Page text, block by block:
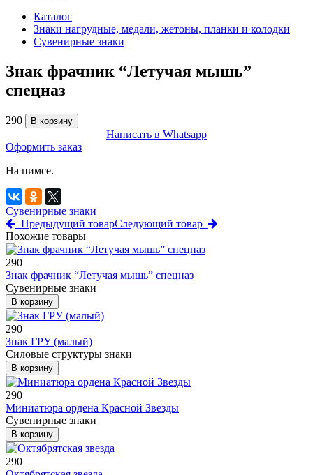
Каталог
Знаки нагрудные, медали, жетоны, планки и колодки
Сувенирные знаки
Знак фрачник “Летучая мышь”
спецназ
290 В корзину
Написать в Whatsapp
Оформить заказ
На пимсе.
Сувенирные знаки
Предыдущий товарСледующий товар
Похожие товары
290
Знак фрачник “Летучая мышь” спецназ
Сувенирные знаки
В корзину
290
Знак ГРУ (малый)
Силовые структуры знаки
В корзину
290
Миниатюра ордена Красной Звезды
Сувенирные знаки
В корзину
290